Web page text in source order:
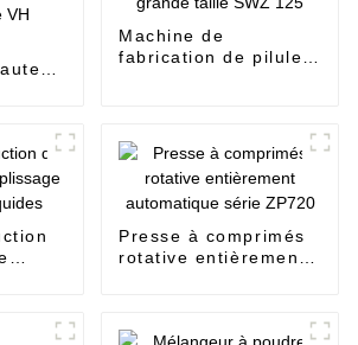
Machine de
fabrication de pilules
Presse à comprimés
rotative entièrement